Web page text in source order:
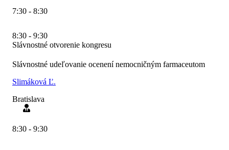
7:30 - 8:30
8:30 - 9:30
Slávnostné otvorenie kongresu
Slávnostné udeľovanie ocenení nemocničným farmaceutom
Slimáková Ľ.
Bratislava
8:30 - 9:30